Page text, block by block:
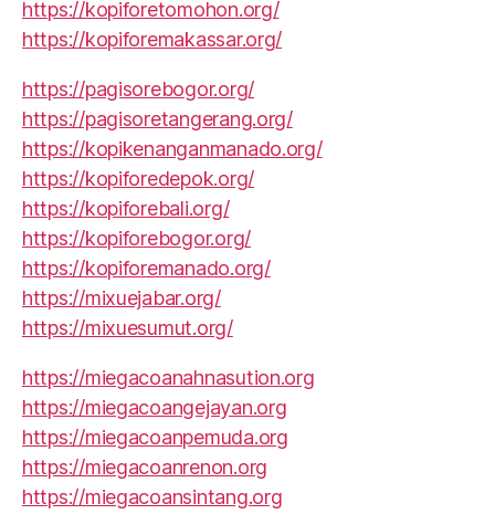
https://kopiforetomohon.org/
https://kopiforemakassar.org/
https://pagisorebogor.org/
https://pagisoretangerang.org/
https://kopikenanganmanado.org/
https://kopiforedepok.org/
https://kopiforebali.org/
https://kopiforebogor.org/
https://kopiforemanado.org/
https://mixuejabar.org/
https://mixuesumut.org/
https://miegacoanahnasution.org
https://miegacoangejayan.org
https://miegacoanpemuda.org
https://miegacoanrenon.org
https://miegacoansintang.org